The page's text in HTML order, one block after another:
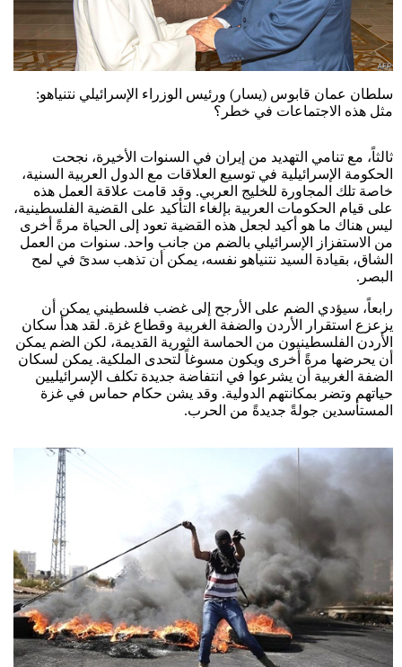
سلطان عمان قابوس (يسار) ورئيس الوزراء الإسرائيلي نتنياهو:
مثل هذه الاجتماعات في خطر؟
ثالثاً، مع تنامي التهديد من إيران في السنوات الأخيرة، نجحت
الحكومة الإسرائيلية في توسيع العلاقات مع الدول العربية السنية،
خاصة تلك المجاورة للخليج العربي. وقد قامت علاقة العمل هذه
على قيام الحكومات العربية بإلغاء التأكيد على القضية الفلسطينية،
ليس هناك ما هو أكيد لجعل هذه القضية تعود إلى الحياة مرةً أخرى
من الاستفزاز الإسرائيلي بالضم من جانب واحد. سنوات من العمل
الشاق، بقيادة السيد نتنياهو نفسه، يمكن أن تذهب سدىً في لمح
البصر.
رابعاً، سيؤدي الضم على الأرجح إلى غضب فلسطيني يمكن أن
يزعزع استقرار الأردن والضفة الغربية وقطاع غزة. لقد هدأ سكان
الأردن الفلسطينيون من الحماسة الثورية القديمة، لكن الضم يمكن
أن يحرضها مرةً أخرى ويكون مسوغاً لتحدى الملكية. يمكن لسكان
الضفة الغربية أن يشرعوا في انتفاضة جديدة تكلف الإسرائيليين
حياتهم وتضر بمكانتهم الدولية. وقد يشن حكام حماس في غزة
المستأسدين جولةً جديدةً من الحرب.